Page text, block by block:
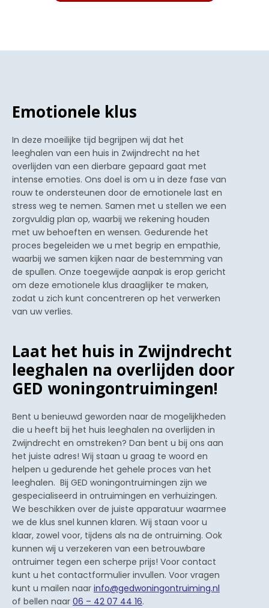
Emotionele klus
In deze moeilijke tijd begrijpen wij dat het
leeghalen van een huis in Zwijndrecht na het
overlijden van een dierbare gepaard gaat met
intense emoties. Ons doel is om u in deze fase van
rouw te ondersteunen door de emotionele last en
stress weg te nemen. Samen met u stellen we een
zorgvuldig plan op, waarbij we rekening houden
met uw behoeften en wensen. Gedurende het
proces begeleiden we u met begrip en empathie,
waarbij we samen kijken naar de bestemming van
de spullen. Onze toegewijde aanpak is erop gericht
om deze emotionele klus draaglijker te maken,
zodat u zich kunt concentreren op het verwerken
van uw verlies.
Laat het huis in Zwijndrecht
leeghalen na overlijden door
GED woningontruimingen!
Bent u benieuwd geworden naar de mogelijkheden
die u heeft bij het huis leeghalen na overlijden in
Zwijndrecht en omstreken? Dan bent u bij ons aan
het juiste adres! Wij staan u graag te woord en
helpen u gedurende het gehele proces van het
leeghalen. Bij GED woningontruimingen zijn we
gespecialiseerd in ontruimingen en verhuizingen.
We beschikken over de juiste apparatuur waarmee
we de klus snel kunnen klaren. Wij staan voor u
klaar, zowel voor, tijdens als na de ontruiming. Ook
kunnen wij u verzekeren van een betrouwbare
ontruimer tegen een scherpe prijs! Voor contact
kunt u het contactformulier invullen. Voor vragen
kunt u mailen naar info@gedwoningontruiming.nl
of bellen naar 06 – 42 07 44 16.